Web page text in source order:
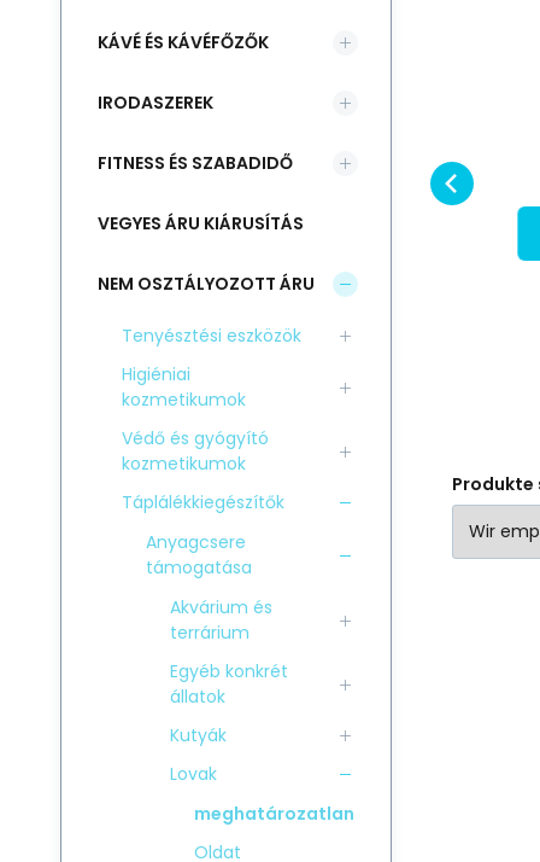
RABATT
Microp Horse Relax
23.24
IN DEN KORB
Kiegészítő
takarmánykeverék lovak
és enyhe terhelés alatt, a
Produkte
KÁVÉ ÉS KÁVÉFŐZŐK
IRODASZEREK
FITNESS ÉS SZABADIDŐ
VEGYES ÁRU KIÁRUSÍTÁS
NEM OSZTÁLYOZOTT ÁRU
Tenyésztési eszközök
Higiéniai
kozmetikumok
Védő és gyógyító
kozmetikumok
Táplálékkiegészítők
Anyagcsere
támogatása
Akvárium és
terrárium
Egyéb konkrét
állatok
Kutyák
Lovak
meghatározatlan
Oldat